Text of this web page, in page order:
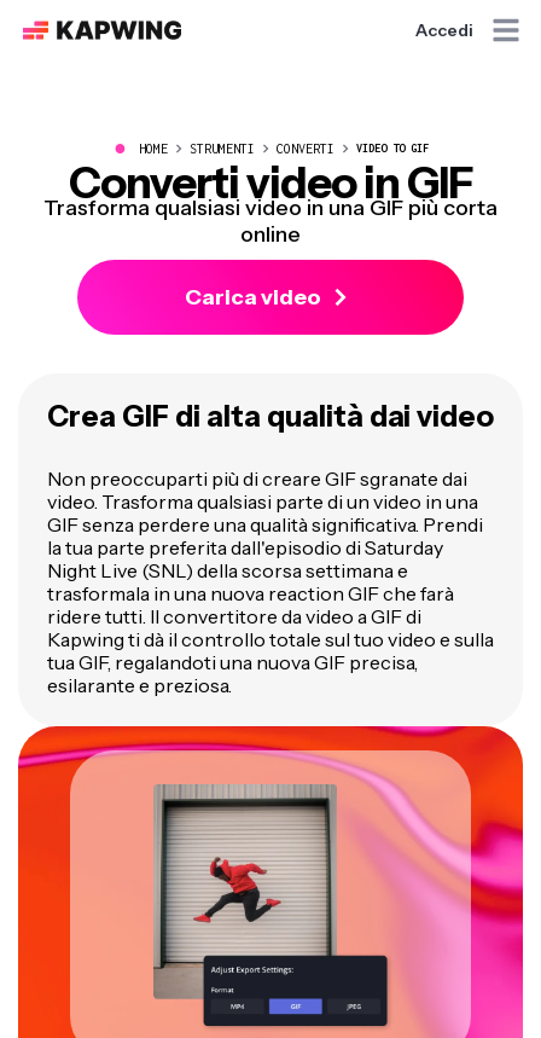
Accedi
● HOME STRUMENTI CONVERTI VIDEO TO GIF
Converti video in GIF
Trasforma qualsiasi video in una GIF più corta
online
Carica video
Crea GIF di alta qualità dai video
Non preoccuparti più di creare GIF sgranate dai
video. Trasforma qualsiasi parte di un video in una
GIF senza perdere una qualità significativa. Prendi
la tua parte preferita dall'episodio di Saturday
Night Live (SNL) della scorsa settimana e
trasformala in una nuova reaction GIF che farà
ridere tutti. Il convertitore da video a GIF di
Kapwing ti dà il controllo totale sul tuo video e sulla
tua GIF, regalandoti una nuova GIF precisa,
esilarante e preziosa.